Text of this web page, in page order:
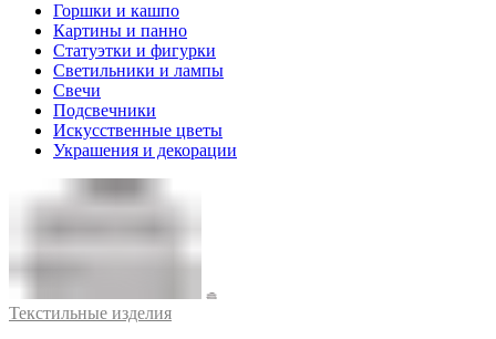
Горшки и кашпо
Картины и панно
Статуэтки и фигурки
Светильники и лампы
Свечи
Подсвечники
Искусственные цветы
Украшения и декорации
Текстильные изделия